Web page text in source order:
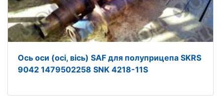
Ось оси (осі, вісь) SAF для полуприцепа SKRS
9042 1479502258 SNK 4218-11S